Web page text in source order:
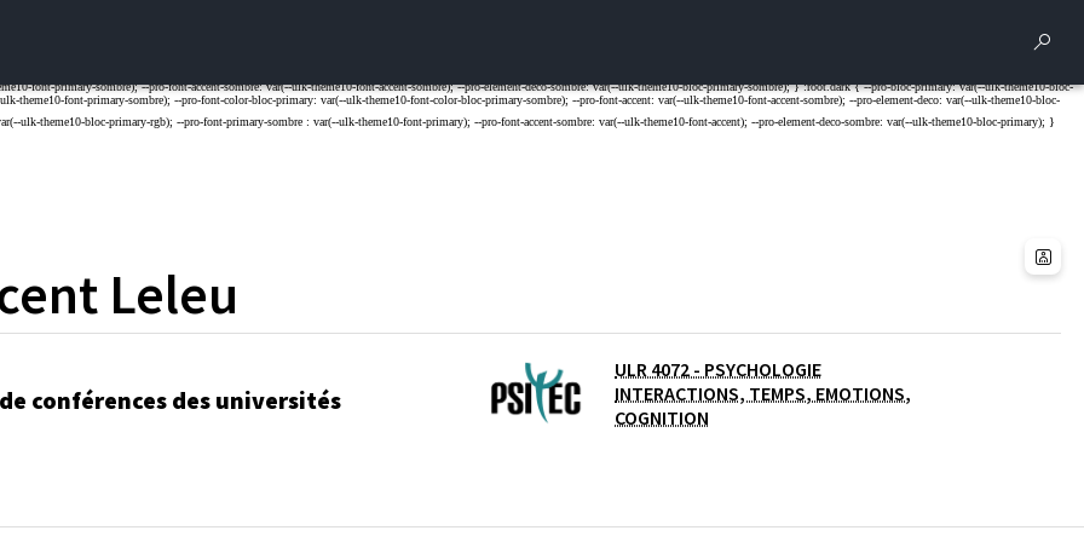
Leleu
conférences des universités
ULR 4072 - PSYCHOLOGIE
INTERACTIONS, TEMPS, EMOTIONS,
COGNITION